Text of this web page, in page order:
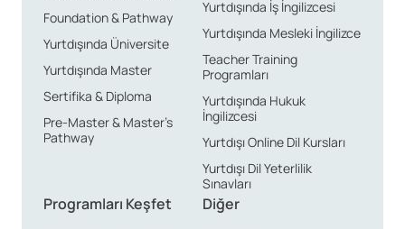
Foundation & Pathway
Yurtdışında Üniversite
Yurtdışında Master
Sertifika & Diploma
Pre-Master & Master’s
Pathway
Yurtdışında İş İngilizcesi
Yurtdışında Mesleki İngilizce
Teacher Training
Programları
Yurtdışında Hukuk
İngilizcesi
Yurtdışı Online Dil Kursları
Yurtdışı Dil Yeterlilik
Sınavları
Programları Keşfet Diğer